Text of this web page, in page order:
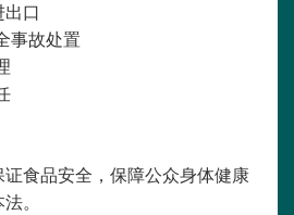
口
事故处置
品安全，保障公众身体健康
。